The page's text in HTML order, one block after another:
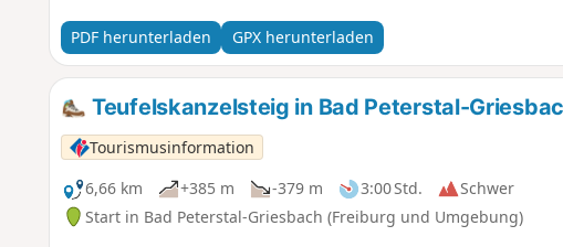
PDF herunterladen GPX herunterladen
Teufelskanzelsteig in Bad Peterstal-
Tourismusinformation
6,66 km
+385 m -379 m 3:00 Std.
Schwer
Start in Bad Peterstal-Griesbach (Freiburg und Umgebung)